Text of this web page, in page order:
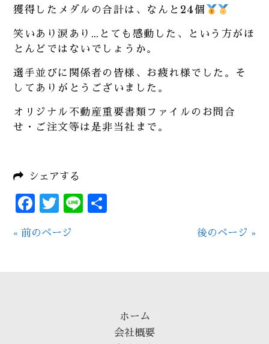
獲得したメダルの合計は、なんと24個
笑いあり涙あり…とても感動した、という方がほ
とんどではないでしょうか。
選手並びに関係者の皆様、お疲れ様でした。そ
してありがとうございました。
オリジナル不動産重要書類ファイルのお問合
せ・ご注文等は是非当社まで。
シェアする
Facebook
Twitter
Line
« 前のページ 後のページ »
ホーム
会社概要